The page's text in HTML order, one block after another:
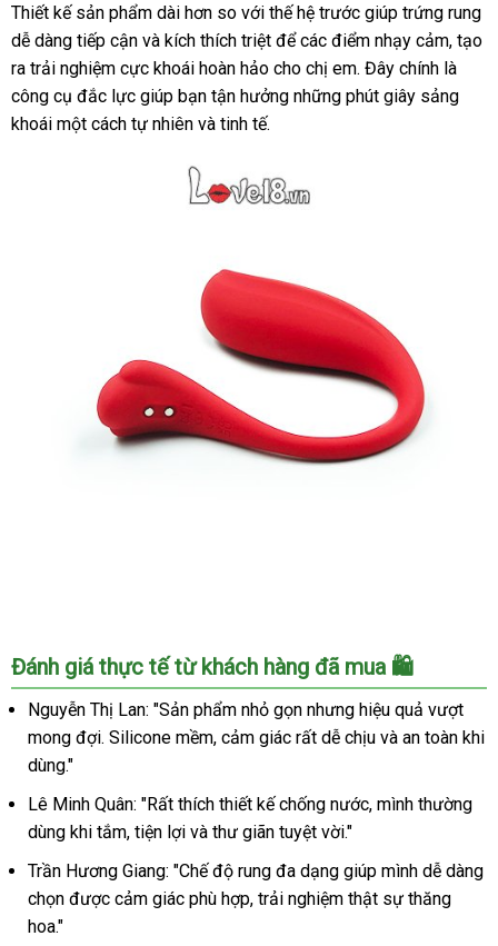
khiển
qua
app
cao
cấp
Thiết kế sản phẩm dài hơn so với thế hệ trước giúp trứng rung
dễ dàng tiếp cận và kích thích triệt để các điểm nhạy cảm, tạo
ra trải nghiệm cực khoái hoàn hảo cho chị em. Đây chính là
công cụ đắc lực giúp bạn tận hưởng những phút giây sảng
khoái một cách tự nhiên và tinh tế.
Trứng
rung
tình
yêu
Svakom
Phoenix
Neo
2
Điều
khiển
qua
Đánh giá thực tế từ khách hàng đã mua 🛍️
Nguyễn Thị Lan: "Sản phẩm nhỏ gọn nhưng hiệu quả vượt
mong đợi. Silicone mềm, cảm giác rất dễ chịu và an toàn khi
dùng."
Lê Minh Quân: "Rất thích thiết kế chống nước, mình thường
dùng khi tắm, tiện lợi và thư giãn tuyệt vời."
Trần Hương Giang: "Chế độ rung đa dạng giúp mình dễ dàng
chọn được cảm giác phù hợp, trải nghiệm thật sự thăng
hoa."